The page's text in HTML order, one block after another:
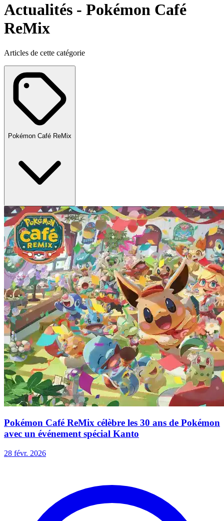
Actualités - Pokémon Café
ReMix
Articles de cette catégorie
Pokémon Café ReMix
Pokémon Café ReMix célèbre les 30 ans de Pokémon
avec un événement spécial Kanto
28 févr. 2026